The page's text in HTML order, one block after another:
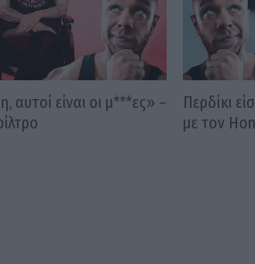
αυτοί είναι οι μ***ες» –
Περδίκι
με τον